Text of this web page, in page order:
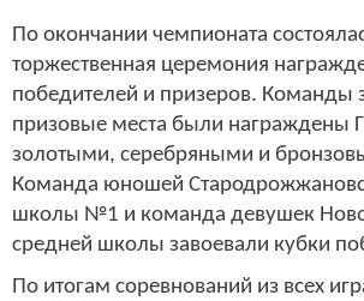
По окончании чемпионата
торжественная церемония
победителей и призеров. Команды
призовые места были награждены
золотыми, серебряными и
Команда юношей
школы №1 и команда девушек
средней школы завоевали кубки
По итогам соревнований из всех